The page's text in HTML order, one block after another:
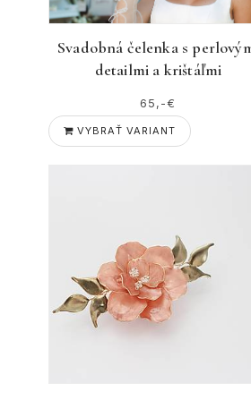
Svadobná čelenka s
detailmi a krištáľmi
65,-€
VYBRAŤ VARIANT